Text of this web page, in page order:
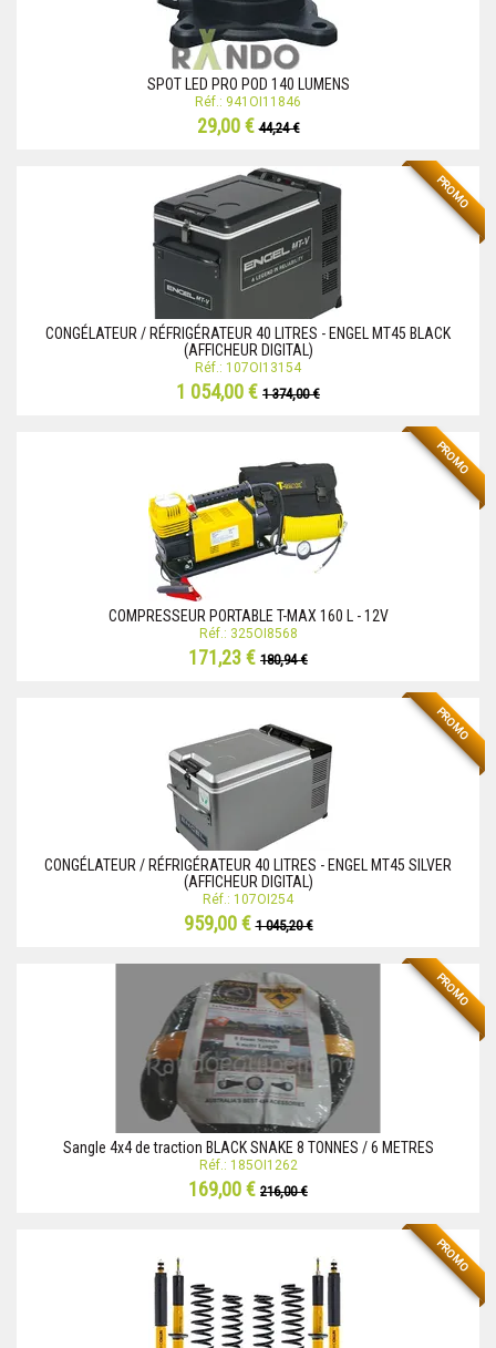
SPOT LED PRO POD 140 LUMENS
Réf.: 941OI11846
29,00 €44,24 €
PROMO
CONGÉLATEUR / RÉFRIGÉRATEUR 40 LITRES - ENGEL MT45 BLACK
(AFFICHEUR DIGITAL)
Réf.: 107OI13154
1 054,00 € 1 374,00 €
PROMO
COMPRESSEUR PORTABLE T-MAX 160 L - 12V
Réf.: 325OI8568
171,23 € 180,94 €
PROMO
CONGÉLATEUR / RÉFRIGÉRATEUR 40 LITRES - ENGEL MT45 SILVER
(AFFICHEUR DIGITAL)
Réf.: 107OI254
959,00 €1 045,20 €
PROMO
Sangle 4x4 de traction BLACK SNAKE 8 TONNES / 6 METRES
Réf.: 185OI1262
169,00 € 216,00 €
PROMO